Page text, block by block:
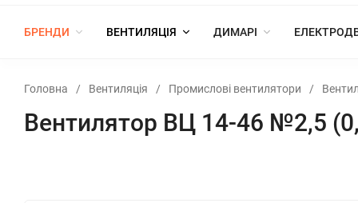
БРЕНДИ ВЕНТИЛЯЦІЯ ДИМАРІ
Головна / Вентиляція / Промислові вентилятори /
Вентилятор ВЦ 14-46 №2,5